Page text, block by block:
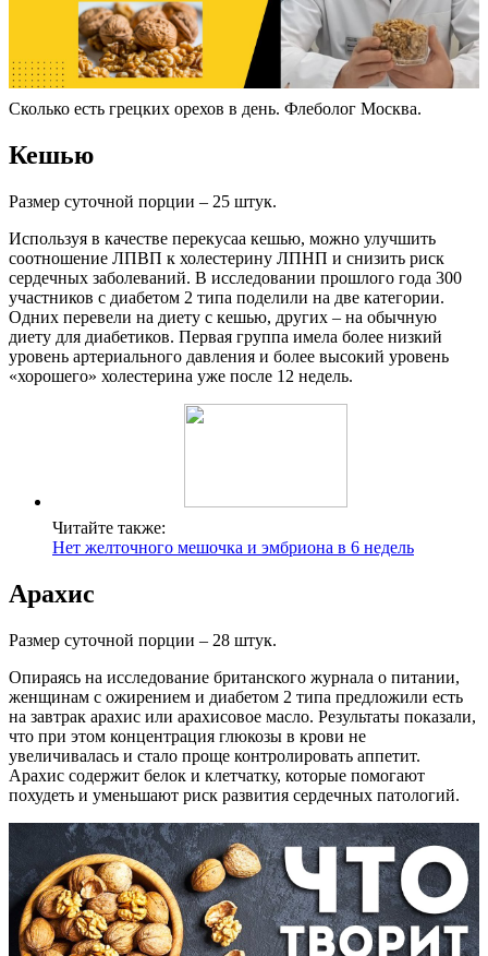
Сколько есть грецких орехов в день. Флеболог Москва.
Кешью
Размер суточной порции ‒ 25 штук.
Используя в качестве перекусаa кешью, можно улучшить
соотношение ЛПВП к холестерину ЛПНП и снизить риск
сердечных заболеваний. В исследовании прошлого года 300
участников с диабетом 2 типа поделили на две категории.
Одних перевели на диету с кешью, других ‒ на обычную
диету для диабетиков. Первая группа имела более низкий
уровень артериального давления и более высокий уровень
«хорошего» холестерина уже после 12 недель.
Читайте также:
Нет желточного мешочка и эмбриона в 6 недель
Арахис
Размер суточной порции ‒ 28 штук.
Опираясь на исследование британского журнала о питании,
женщинам с ожирением и диабетом 2 типа предложили есть
на завтрак арахис или арахисовое масло. Результаты показали,
что при этом концентрация глюкозы в крови не
увеличивалась и стало проще контролировать аппетит.
Арахис содержит белок и клетчатку, которые помогают
похудеть и уменьшают риск развития сердечных патологий.